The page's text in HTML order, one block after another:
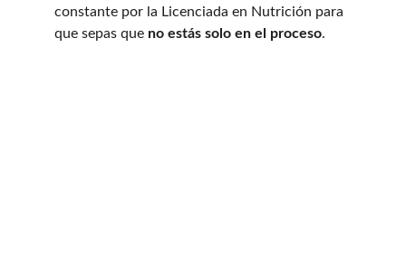
constante por la Licenciada en Nutrición para
que sepas que no estás solo en el proceso.